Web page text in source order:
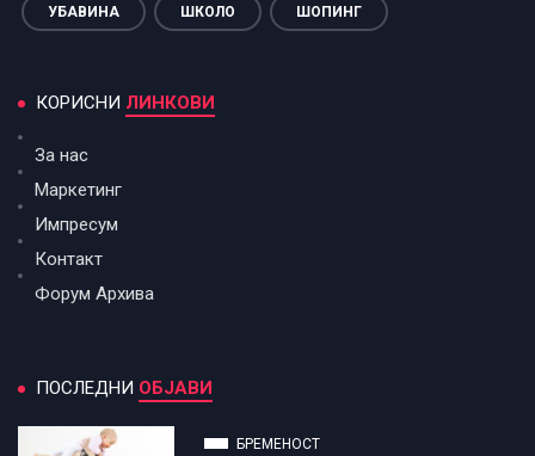
УБАВИНА ШКОЛО ШОПИНГ
КОРИСНИ ЛИНКОВИ
За нас
Маркетинг
Импресум
Контакт
Форум Архива
ПОСЛЕДНИ ОБЈАВИ
БРЕМЕНОСТ